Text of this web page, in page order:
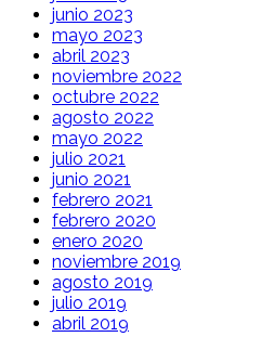
junio 2023
mayo 2023
abril 2023
noviembre 2022
octubre 2022
agosto 2022
mayo 2022
julio 2021
junio 2021
febrero 2021
febrero 2020
enero 2020
noviembre 2019
agosto 2019
julio 2019
abril 2019